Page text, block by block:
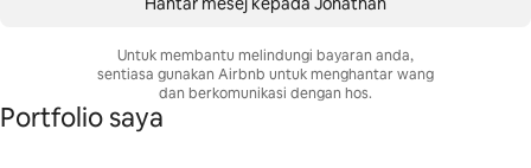
Untuk membantu melindungi bayaran anda,
sentiasa gunakan Airbnb untuk menghantar wang
dan berkomunikasi dengan hos.
Portfolio saya